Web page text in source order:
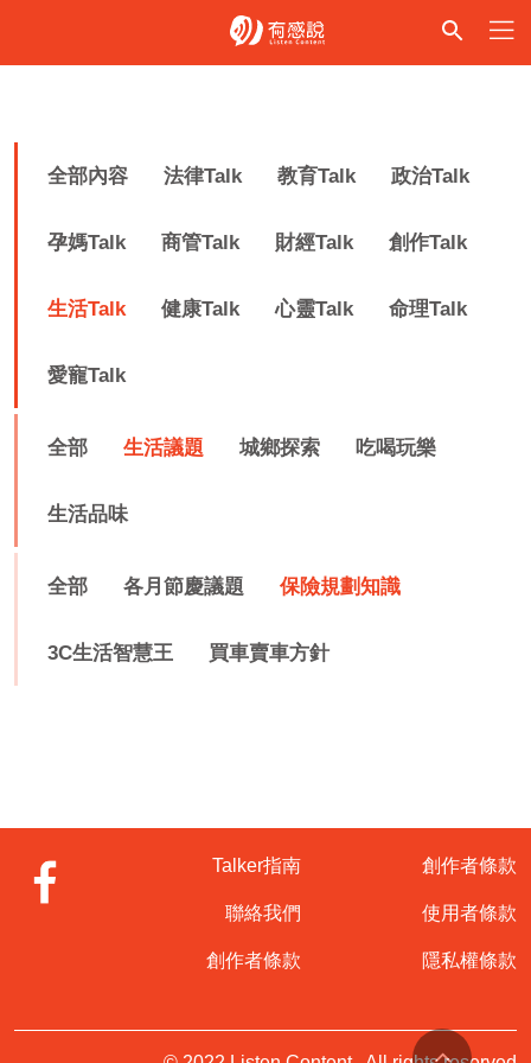
全部內容 法律Talk 教育Talk 政治Talk
孕媽Talk 商管Talk 財經Talk 創作Talk
生活Talk 健康Talk 心靈Talk 命理Talk
愛寵Talk
全部 生活議題 城鄉探索 吃喝玩樂
生活品味
全部 各月節慶議題 保險規劃知識
3C生活智慧王 買車賣車方針
Talker指南
聯絡我們
創作者條款
創作者條款
使用者條款
隱私權條款